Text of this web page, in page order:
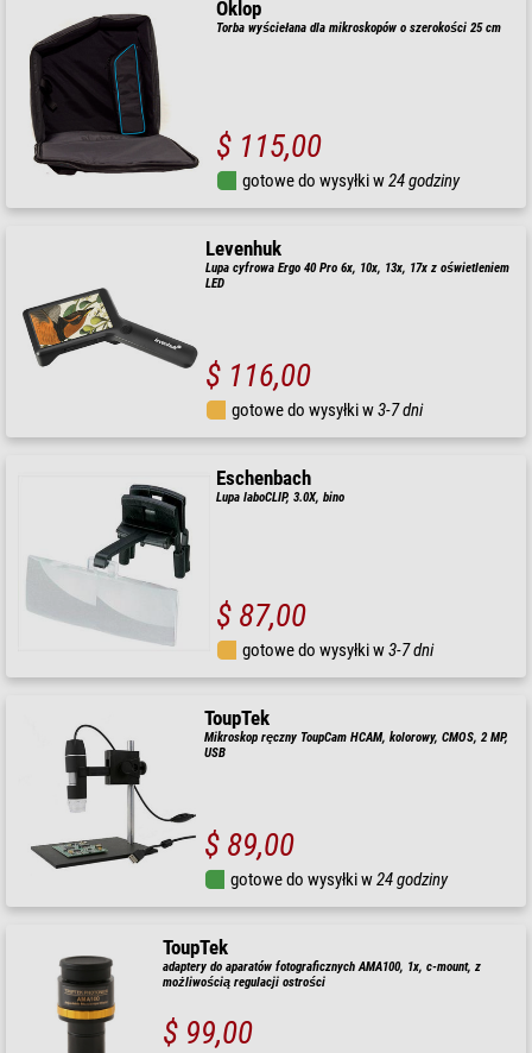
Oklop
Torba wyściełana dla mikroskopów o szerokości 25 cm
$ 115,00
gotowe do wysyłki w24 godziny
Levenhuk
Lupa cyfrowa Ergo 40 Pro 6x, 10x, 13x, 17x z oświetleniem
LED
$ 116,00
gotowe do wysyłki w3-7 dni
Eschenbach
Lupa laboCLIP, 3.0X, bino
$ 87,00
gotowe do wysyłki w3-7 dni
ToupTek
Mikroskop ręczny ToupCam HCAM, kolorowy, CMOS, 2 MP,
USB
$ 89,00
gotowe do wysyłki w24 godziny
ToupTek
adaptery do aparatów fotograficznych AMA100, 1x, c-mount, z
możliwością regulacji ostrości
$ 99,00